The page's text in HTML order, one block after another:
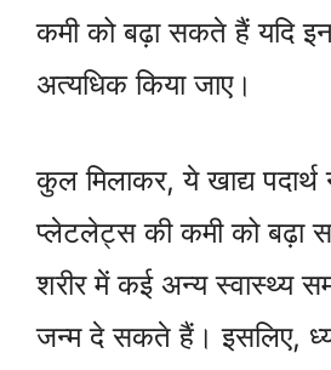
कमी को बढ़ा सकते हैं यदि
अत्यधिक किया जाए।
कुल मिलाकर, ये खाद्य
प्लेटलेट्स की कमी को बढ़ा
शरीर में कई अन्य स्वास्थ्य
जन्म दे सकते हैं। इसलिए,